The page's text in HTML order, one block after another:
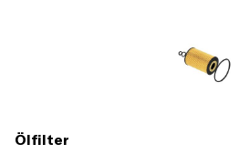
Ölfilter